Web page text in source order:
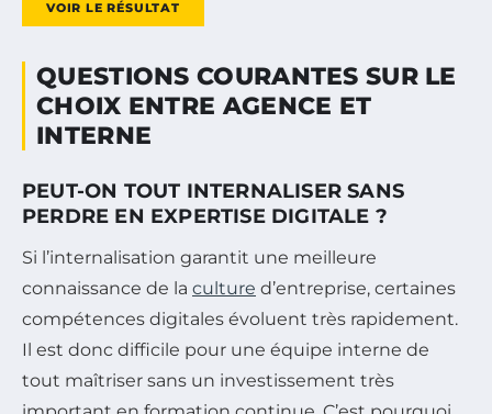
VOIR LE RÉSULTAT
QUESTIONS COURANTES SUR LE
CHOIX ENTRE AGENCE ET
INTERNE
PEUT-ON TOUT INTERNALISER SANS
PERDRE EN EXPERTISE DIGITALE ?
Si l’internalisation garantit une meilleure
connaissance de la culture d’entreprise, certaines
compétences digitales évoluent très rapidement.
Il est donc difficile pour une équipe interne de
tout maîtriser sans un investissement très